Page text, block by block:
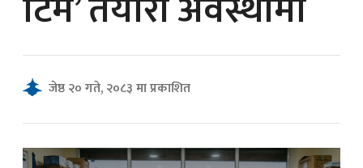
समाचार
जेष्ठ २० गते, २०८३ मा प्रकाशित